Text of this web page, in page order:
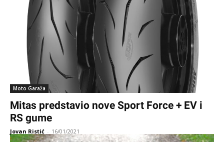
Moto Garaža
Mitas predstavio nove Sport Force + EV i
RS gume
Jovan Ristić - 16/01/2021